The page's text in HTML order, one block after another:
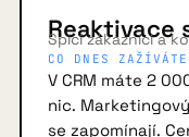
Reaktivace
Spící zákazníci a
CO DNES ZAŽÍVÁTE
V CRM máte 2
nic.
se zapomínají.